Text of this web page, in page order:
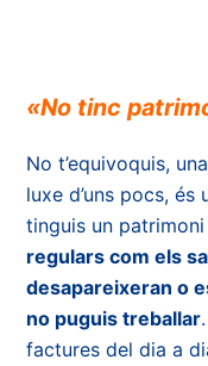
«No tinc
No t’equivoquis,
luxe d’uns pocs, és
tinguis un
regulars com els
desapareixeran o
no puguis treballar
factures del dia a